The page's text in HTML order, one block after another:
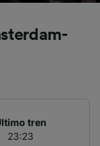
tren
23:23